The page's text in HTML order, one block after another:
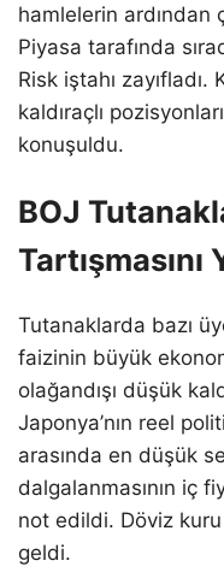
hamlelerin ardından
Piyasa tarafında
Risk iştahı
kaldıraçlı
konuşuldu.
BOJ
Tutanaklarda bazı
faizinin büyük
olağandışı düşük
Japonya’nın reel
arasında en düşük
dalgalanmasının iç
not edildi. Döviz
geldi.